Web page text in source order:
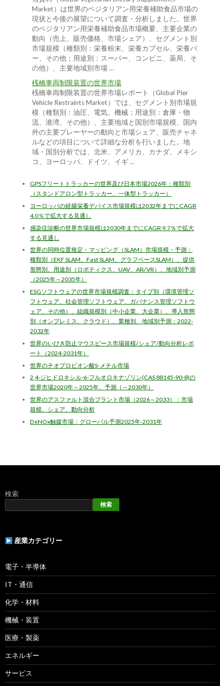
Market）は世界のベジタリアン用栄養補助食品市場の
現状と今後の展望について調査・分析しました。世界
のベジタリアン用栄養補助食品市場概要、主要企業の
動向（売上、販売価格、市場シェア）、セグメント別
市場規模（種類別：栄養粉末、栄養カプセル、栄養バ
ー、その他；用途別：スーパー、コンビニ、薬局、そ
の他）、主要地域別市場 …
桟橋車両制限装置の世界市場
桟橋車両制限装置の世界市場レポート（Global Pier
Vehicle Restraints Market）では、セグメント別市場規
模（種類別：油圧、電気、機械；用途別：倉庫・物
流、港湾、その他）、主要地域と国別市場規模、国内
外の主要プレーヤーの動向と市場シェア、販売チャネ
ルなどの項目について詳細な分析を行いました。地
域・国別分析では、北米、アメリカ、カナダ、メキシ
コ、ヨーロッパ、ドイツ、イギ …
GPSフリートトラッカーの世界及び日本市場2026年：種類別
（スタンドアロン型トラッカー、一体型トラッカー）
ヨーロッパの経腸栄養デバイス市場規模は2032年までにCAGR
4.0％で拡大する見通し
感染症診断の世界市場規模は2030年までにCAGR 9.7％で拡大
する見通し
世界の同時位置推定・マッピング（SLAM）市場規模・予測：
種類別（EKF SLAM、Fast SLAM、グラフベースSLAM）、提供
形態別、用途別（ロボティクス、UAV、AR/VR）、地域別予測
（2025年～2035年）
ESGソフトウェアの世界市場規模調査：タイプ別（環境管理ソ
フトウェア、社会管理ソフトウェア、ガバナンス管理ソフトウ
ェア、その他）、組織規模別（中小企業、大企業）、導入形態
別（オンプレミス、クラウド）、業種別、地域別予測：2022-
2032年
世界のいびき防止マウスピース市場規模/シェア/動向分析レポ
ート（2024-2031年）
世界のチオプロピオン酸S-メチル市場
2,4-ジヒドロキシル-6-フルオロキナゾリン(CAS 88145-90-8)の
世界市場2020年～2025年、予測（～2030年）
世界のアスファルト混合プラント市場（2026～2033）：市場
規模、シェア、動向分析
DeNOx触媒市場：グローバル予測2025年-2031年
検索
検索
産業カテゴリー
電子・半導体
IT・通信
化学・材料
機械・装置
医療・製薬
エネルギー
サービス